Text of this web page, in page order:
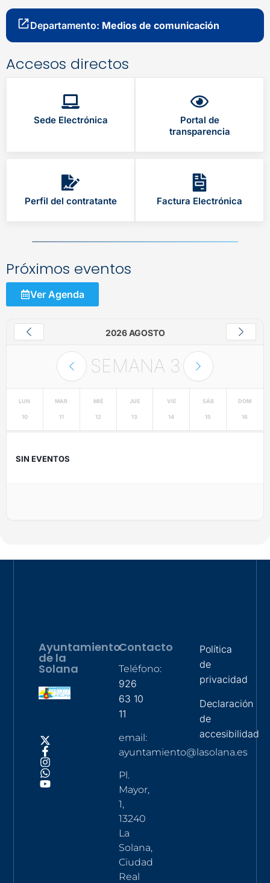
Departamento: Medios de comunicación
Accesos directos
Sede Electrónica
Portal de
transparencia
Perfil del contratante Factura Electrónica
Próximos eventos
Ver Agenda
2026 AGOSTO
SEMANA 3
LUN
10
MAR
11
MIÉ
12
JUE
13
VIE
14
SÁB
15
DOM
16
SIN EVENTOS
Ayuntamiento
de la
Solana
Contacto
Teléfono:
926
63 10
11
email:
ayuntamiento@lasolana.es
Pl.
Mayor,
1,
13240
La
Solana,
Ciudad
Real
Política
de
privacidad
Declaración
de
accesibilidad